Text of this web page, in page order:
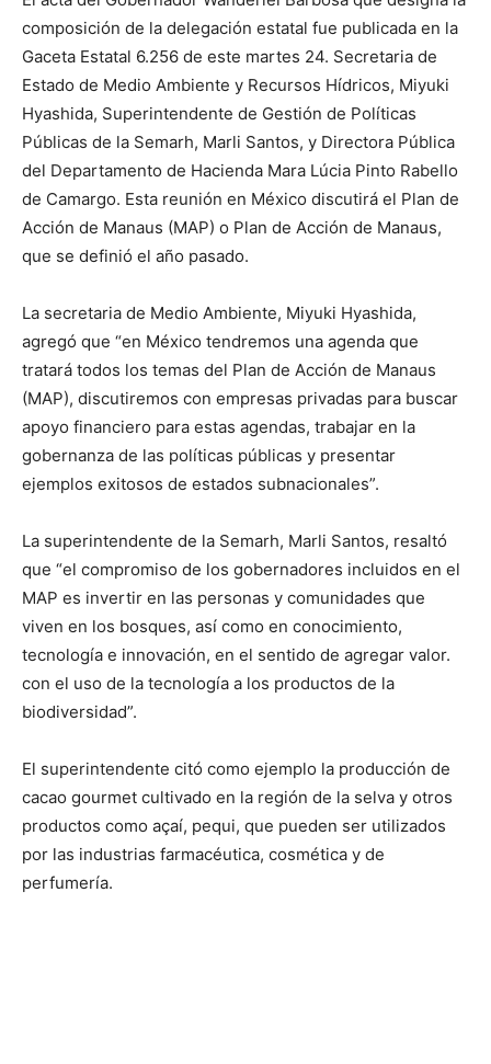
composición de la delegación estatal fue publicada en la
Gaceta Estatal 6.256 de este martes 24. Secretaria de
Estado de Medio Ambiente y Recursos Hídricos, Miyuki
Hyashida, Superintendente de Gestión de Políticas
Públicas de la Semarh, Marli Santos, y Directora Pública
del Departamento de Hacienda Mara Lúcia Pinto Rabello
de Camargo. Esta reunión en México discutirá el Plan de
Acción de Manaus (MAP) o Plan de Acción de Manaus,
que se definió el año pasado.
La secretaria de Medio Ambiente, Miyuki Hyashida,
agregó que “en México tendremos una agenda que
tratará todos los temas del Plan de Acción de Manaus
(MAP), discutiremos con empresas privadas para buscar
apoyo financiero para estas agendas, trabajar en la
gobernanza de las políticas públicas y presentar
ejemplos exitosos de estados subnacionales”.
La superintendente de la Semarh, Marli Santos, resaltó
que “el compromiso de los gobernadores incluidos en el
MAP es invertir en las personas y comunidades que
viven en los bosques, así como en conocimiento,
tecnología e innovación, en el sentido de agregar valor.
con el uso de la tecnología a los productos de la
biodiversidad”.
El superintendente citó como ejemplo la producción de
cacao gourmet cultivado en la región de la selva y otros
productos como açaí, pequi, que pueden ser utilizados
por las industrias farmacéutica, cosmética y de
perfumería.